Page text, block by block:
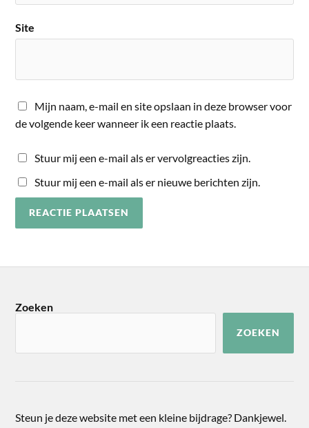
Site
Mijn naam, e-mail en site opslaan in deze browser voor
de volgende keer wanneer ik een reactie plaats.
Stuur mij een e-mail als er vervolgreacties zijn.
Stuur mij een e-mail als er nieuwe berichten zijn.
Zoeken
ZOEKEN
Steun je deze website met een kleine bijdrage? Dankjewel.